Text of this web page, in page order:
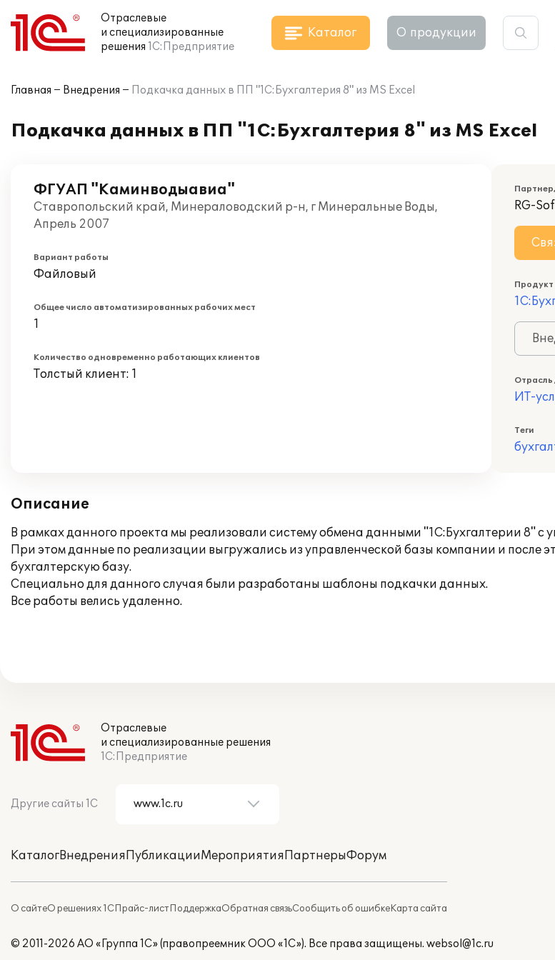
Отраслевые
и специализированные
решения 1С:Предприятие
Каталог О продукции
Главная Внедрения Подкачка данных в ПП "1С:Бухгалтерия 8" из MS Excel
Подкачка данных в ПП "1С:Бухгалтерия 8" из MS Excel
ФГУАП "Каминводыавиа"
Ставропольский край, Минераловодский р-н, г Минеральные Воды,
Апрель 2007
Вариант работы
Файловый
Общее число автоматизированных рабочих мест
1
Количество одновременно работающих клиентов
Толстый клиент: 1
RG-
Продукт
ИТ-
Теги
Описание
В рамках данного проекта мы реализовали систему обмена данными "1С:Бухгалтерии 8" с
При этом данные по реализации выгружались из управленческой базы компании и
бухгалтерскую базу.
Специально для данного случая были разработаны шаблоны подкачки данных.
Все работы велись удаленно.
Отраслевые
и специализированные решения
1С:Предприятие
Другие сайты 1С
КаталогВнедренияПубликацииМероприятияПартнерыФорум
О сайтеО решениях 1СПрайс-листПоддержкаОбратная связьСообщить об ошибкеКарта сайта
© 2011-2026 АО «Группа 1С» (правопреемник ООО «1С»). Все права защищены. websol@1c.ru